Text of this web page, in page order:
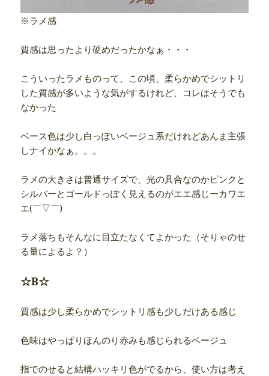
※ラメ感
質感は思ったより硬めだったかなぁ・・・
こういったラメものって、この頃、柔らかめでシットリ
した質感が多いような気がするけれど、コレはそうでも
なかった
ベース色は少し白っぽいベージュ系だけれどあんま主張
しナイかなぁ。。。
ラメの大きさは普通サイズで、光の具合なのかピンクと
シルバーとゴールドっぽく見えるのがエエ感じーカワエ
エ(￣▽￣)
ラメ落ちもそんなに目立たなくてよかった（そりゃのせ
る量によるよ？）
☆B☆
質感は少し柔らかめでシットリ感も少しだけある感じ
色味はやっぱりほんのり赤みも感じられるベージュ
指でのせると結構ハッキリ色がでるから、使い方は考え